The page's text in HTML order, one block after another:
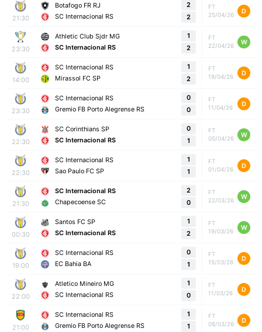
21:30
Botafogo FR RJ
SC Internacional RS
2
2
FT
25/04/26
D
23:30
Athletic Club Sjdr MG
SC Internacional RS
1
2
FT
22/04/26
W
14:00
SC Internacional RS
Mirassol FC SP
1
2
FT
19/04/26
D
23:30
SC Internacional RS
Gremio FB Porto Alegrense RS
0
0
FT
11/04/26
D
22:30
SC Corinthians SP
SC Internacional RS
0
1
FT
05/04/26
W
22:30
SC Internacional RS
Sao Paulo FC SP
1
1
FT
01/04/26
D
21:30
SC Internacional RS
Chapecoense SC
2
0
FT
22/03/26
W
00:30
Santos FC SP
SC Internacional RS
1
2
FT
19/03/26
W
19:00
SC Internacional RS
EC Bahia BA
0
1
FT
15/03/26
D
22:00
Atletico Mineiro MG
SC Internacional RS
1
0
FT
11/03/26
D
21:00
SC Internacional RS
Gremio FB Porto Alegrense RS
1
1
FT
08/03/26
D